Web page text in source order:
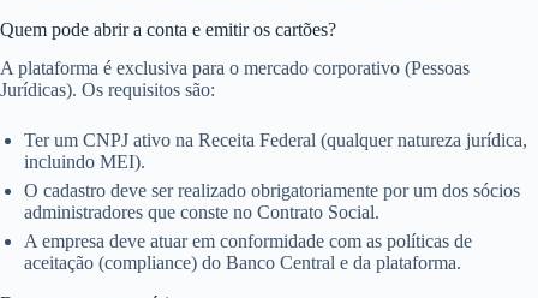
Quem pode abrir a conta e emitir os cartões?
A plataforma é exclusiva para o mercado corporativo (Pessoas
Jurídicas). Os requisitos são:
Ter um CNPJ ativo na Receita Federal (qualquer natureza jurídica,
incluindo MEI).
O cadastro deve ser realizado obrigatoriamente por um dos sócios
administradores que conste no Contrato Social.
A empresa deve atuar em conformidade com as políticas de
aceitação (compliance) do Banco Central e da plataforma.